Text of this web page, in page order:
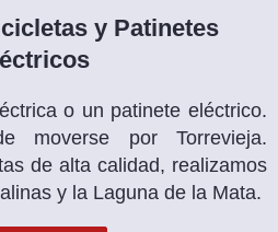
y Patinetes
o un patinete eléctrico.
moverse por Torrevieja.
de alta calidad, realizamos
y la Laguna de la Mata.